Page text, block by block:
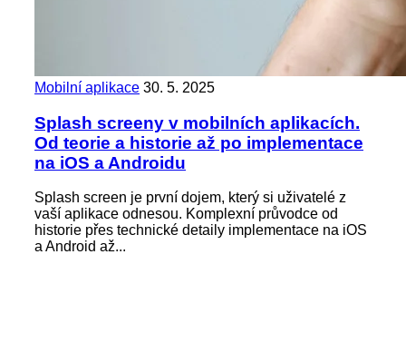
Mobilní aplikace 30. 5. 2025
Splash screeny v mobilních aplikacích.
Od teorie a historie až po implementace
na iOS a Androidu
Splash screen je první dojem, který si uživatelé z
vaší aplikace odnesou. Komplexní průvodce od
historie přes technické detaily implementace na iOS
a Android až...